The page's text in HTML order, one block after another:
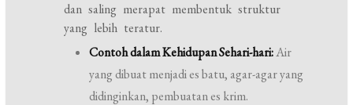
dan saling merapat membentuk struktur
yang lebih teratur.
Contoh dalam Kehidupan Sehari-hari:Air
yang dibuat menjadi es batu, agar-agar yang
didinginkan, pembuatan es krim.